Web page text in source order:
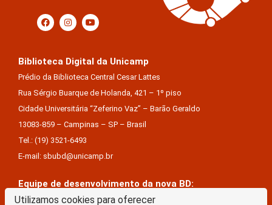
Utilizamos cookies para oferecer
Biblioteca Digital da Unicamp
Prédio da Biblioteca Central Cesar Lattes
Rua Sérgio Buarque de Holanda, 421 – 1º piso
Cidade Universitária “Zeferino Vaz” – Barão Geraldo
13083-859 – Campinas – SP – Brasil
Tel.: (19) 3521-6493
E-mail: sbubd@unicamp.br
Equipe de desenvolvimento da nova BD:
Keite Aparecida Duarte